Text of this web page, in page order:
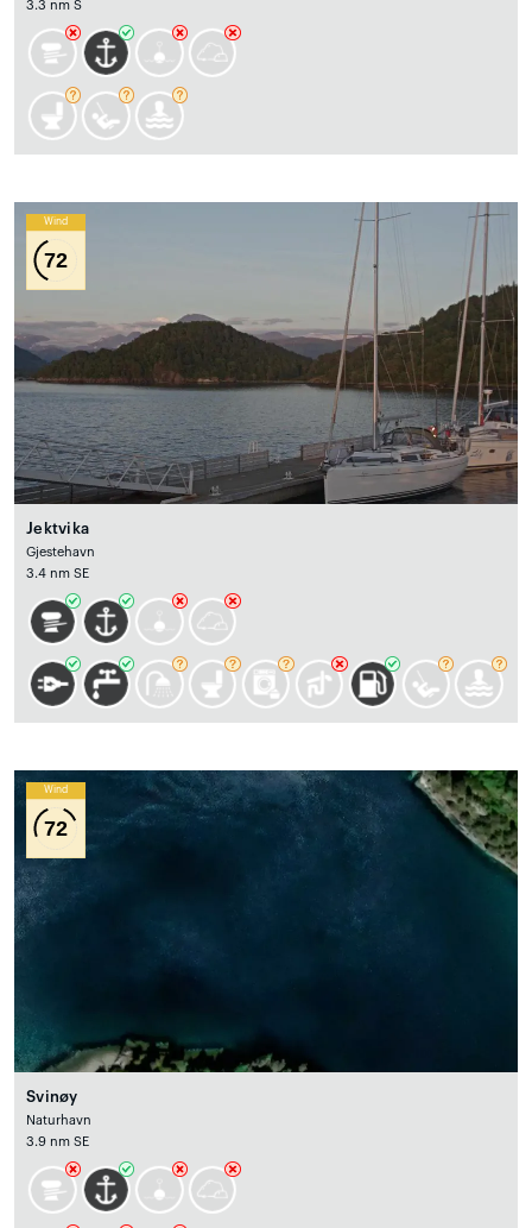
3.3 nm S
Wind
72
Jektvika
Gjestehavn
3.4 nm SE
Wind
72
Svinøy
Naturhavn
3.9 nm SE